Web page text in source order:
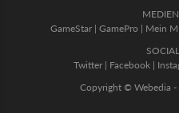
GameStar| GamePro | Mein
Twitter | Facebook |
Copyright © Webedia -